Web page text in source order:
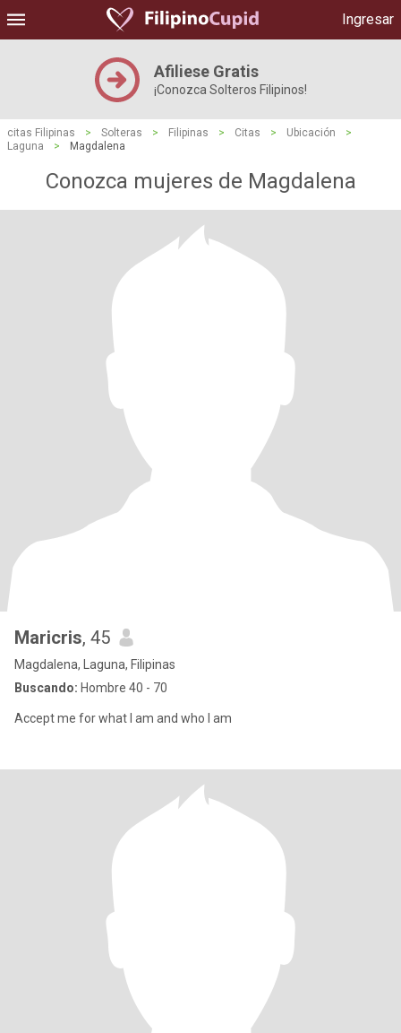
Ingresar
Afiliese Gratis
¡Conozca Solteros Filipinos!
citas Filipinas > Solteras > Filipinas > Citas > Ubicación
>
Laguna
> Magdalena
Conozca mujeres de Magdalena
Maricris, 45
Magdalena, Laguna, Filipinas
Buscando: Hombre 40 - 70
Accept me for what I am and who I am